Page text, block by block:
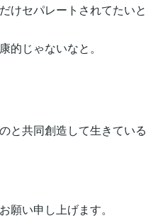
けセパレートされてたいと
的じゃないなと。
と共同創造して生きている
い申し上げます。